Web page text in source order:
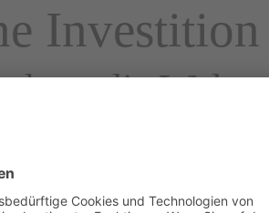
Investition
an die Welt
eVisa € 40,- oder ein 5-Jahres-eVisa €